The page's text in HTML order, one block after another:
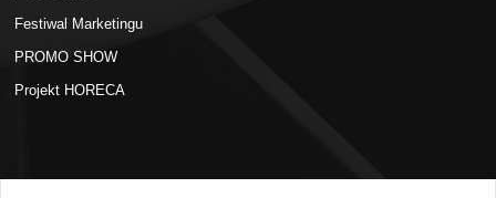
Festiwal Marketingu
PROMO SHOW
Projekt HORECA